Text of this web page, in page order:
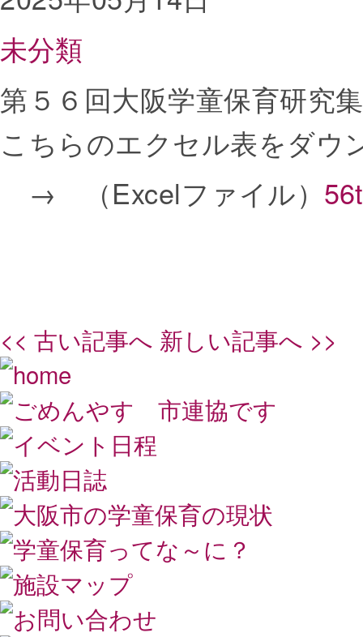
未分類
第５６回大阪学童保育研究
こちらのエクセル表をダウ
→ （Excelファイル）
<< 古い記事へ 新しい記事へ >>